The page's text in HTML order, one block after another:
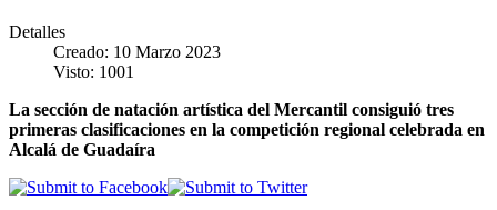
Detalles
Creado: 10 Marzo 2023
Visto: 1001
La sección de natación artística del Mercantil consiguió tres
primeras clasificaciones en la competición regional celebrada en
Alcalá de Guadaíra